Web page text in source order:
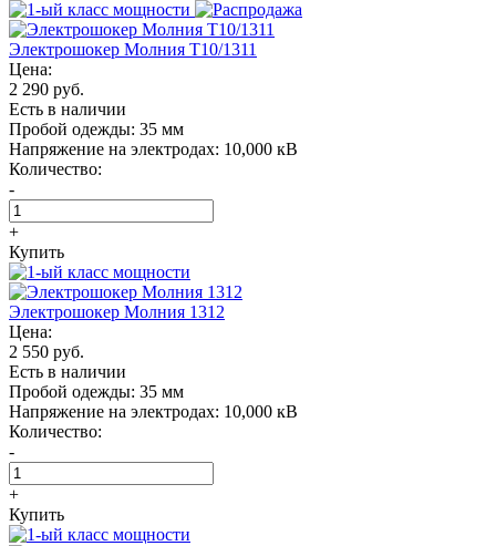
Электрошокер Молния T10/1311
Цена:
2 290 руб.
Есть в наличии
Пробой одежды: 35 мм
Напряжение на электродах: 10,000 кВ
Количество:
-
+
Купить
Электрошокер Молния 1312
Цена:
2 550 руб.
Есть в наличии
Пробой одежды: 35 мм
Напряжение на электродах: 10,000 кВ
Количество:
-
+
Купить